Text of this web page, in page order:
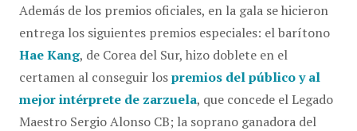
Además de los premios oficiales, en la gala se hicieron
entrega los siguientes premios especiales: el barítono
Hae Kang, de Corea del Sur, hizo doblete en el
certamen al conseguir lospremios del público y al
mejor intérprete de zarzuela, que concede el Legado
Maestro Sergio Alonso CB; la soprano ganadora del